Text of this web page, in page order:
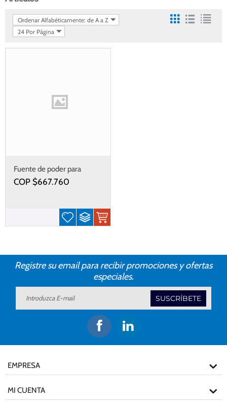
Ordenar Alfabéticamente: de A a Z
24 Por Página
Fuente de poder para
servidor Lenovo 550 W
Platinum ST/SR
COP $667.760
Registre su email para recibir promociones y ofertas
especiales.
SUSCRÍBETE
EMPRESA
MI CUENTA